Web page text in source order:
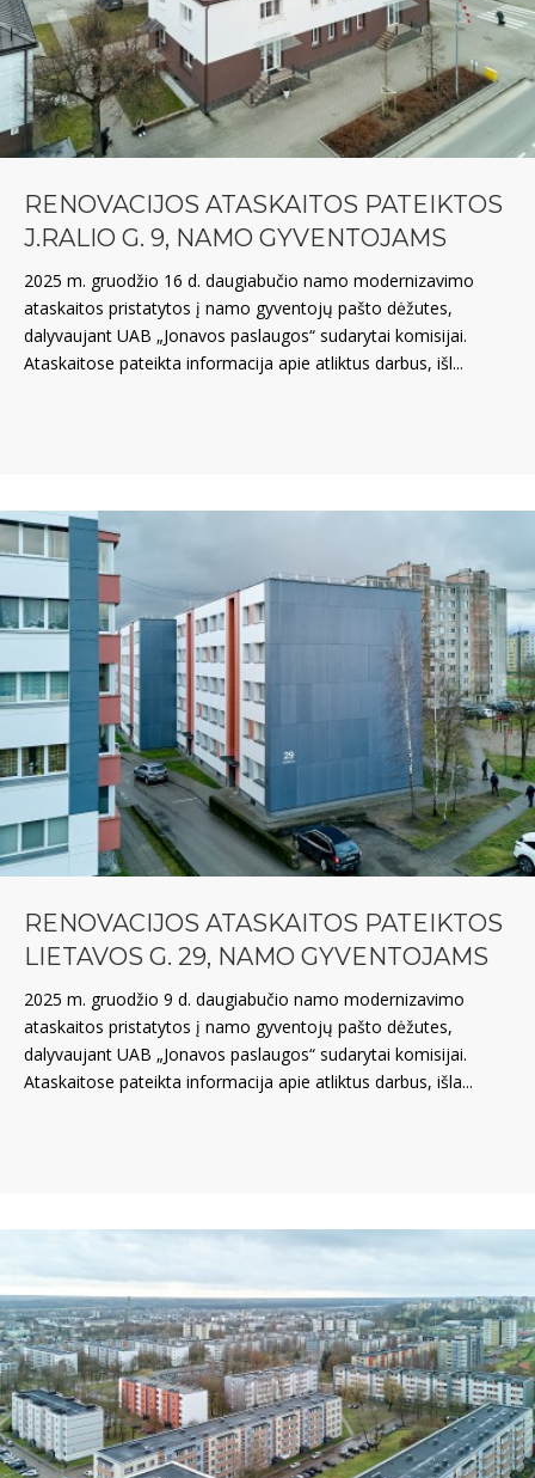
RENOVACIJOS ATASKAITOS PATEIKTOS
J.RALIO G. 9, NAMO GYVENTOJAMS
2025 m. gruodžio 16 d. daugiabučio namo modernizavimo
ataskaitos pristatytos į namo gyventojų pašto dėžutes,
dalyvaujant UAB „Jonavos paslaugos“ sudarytai komisijai.
Ataskaitose pateikta informacija apie atliktus darbus, išl...
RENOVACIJOS ATASKAITOS PATEIKTOS
LIETAVOS G. 29, NAMO GYVENTOJAMS
2025 m. gruodžio 9 d. daugiabučio namo modernizavimo
ataskaitos pristatytos į namo gyventojų pašto dėžutes,
dalyvaujant UAB „Jonavos paslaugos“ sudarytai komisijai.
Ataskaitose pateikta informacija apie atliktus darbus, išla...